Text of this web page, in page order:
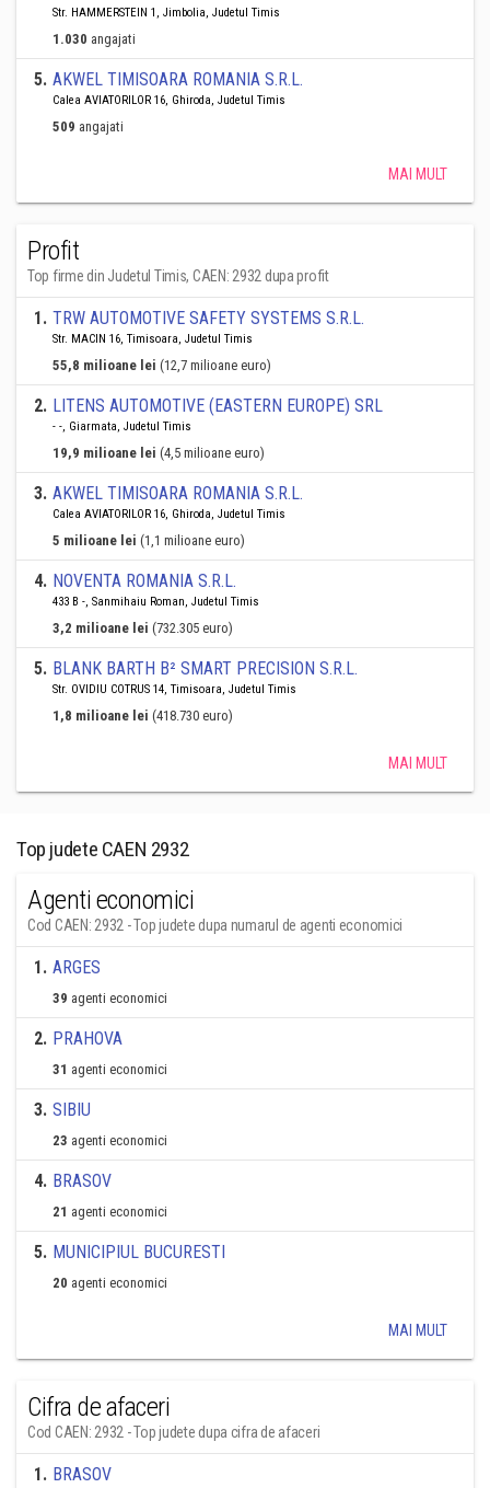
Str. HAMMERSTEIN 1, Jimbolia, Judetul Timis
1.030 angajati
5. AKWEL TIMISOARA ROMANIA S.R.L.
Calea AVIATORILOR 16, Ghiroda, Judetul Timis
509 angajati
MAI MULT
Profit
Top firme din Judetul Timis, CAEN: 2932 dupa profit
1. TRW AUTOMOTIVE SAFETY SYSTEMS S.R.L.
Str. MACIN 16, Timisoara, Judetul Timis
55,8 milioane lei (12,7 milioane euro)
2. LITENS AUTOMOTIVE (EASTERN EUROPE) SRL
- -, Giarmata, Judetul Timis
19,9 milioane lei (4,5 milioane euro)
3. AKWEL TIMISOARA ROMANIA S.R.L.
Calea AVIATORILOR 16, Ghiroda, Judetul Timis
5 milioane lei (1,1 milioane euro)
4. NOVENTA ROMANIA S.R.L.
433 B -, Sanmihaiu Roman, Judetul Timis
3,2 milioane lei (732.305 euro)
5. BLANK BARTH B² SMART PRECISION S.R.L.
Str. OVIDIU COTRUS 14, Timisoara, Judetul Timis
1,8 milioane lei (418.730 euro)
MAI MULT
Top judete CAEN 2932
Agenti economici
Cod CAEN: 2932 - Top judete dupa numarul de agenti economici
1. ARGES
39 agenti economici
2. PRAHOVA
31 agenti economici
3. SIBIU
23 agenti economici
4. BRASOV
21 agenti economici
5. MUNICIPIUL BUCURESTI
20 agenti economici
MAI MULT
Cifra de afaceri
Cod CAEN: 2932 - Top judete dupa cifra de afaceri
1. BRASOV